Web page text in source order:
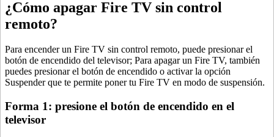
¿Cómo apagar Fire TV sin control
remoto?
Para encender un Fire TV sin control remoto, puede presionar el
botón de encendido del televisor; Para apagar un Fire TV, también
puedes presionar el botón de encendido o activar la opción
Suspender que te permite poner tu Fire TV en modo de suspensión.
Forma 1: presione el botón de encendido en el
televisor